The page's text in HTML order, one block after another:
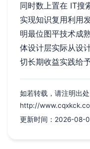
同时数上置在 IT搜
实现知识复用利用
明最位图平技术成
体设计层实际从设
切长期收益实践给
如若转载，请注明出处
http://
更新时间：2026-08-